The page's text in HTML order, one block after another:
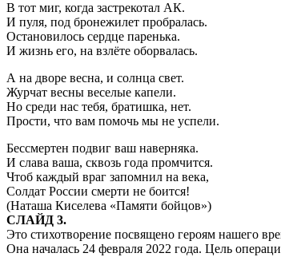
В тот миг, когда застрекотал АК.
И пуля, под бронежилет пробралась.
Остановилось сердце паренька.
И жизнь его, на взлёте оборвалась.
А на дворе весна, и солнца свет.
Журчат весны веселые капели.
Но среди нас тебя, братишка, нет.
Прости, что вам помочь мы не успели.
Бессмертен подвиг ваш наверняка.
И слава ваша, сквозь года промчится.
Чтоб каждый враг запомнил на века,
Солдат России смерти не боится!
(Наташа Киселева «Памяти бойцов»)
СЛАЙД 3.
Это стихотворение посвящено героям нашего
Она началась 24 февраля 2022 года. Цель